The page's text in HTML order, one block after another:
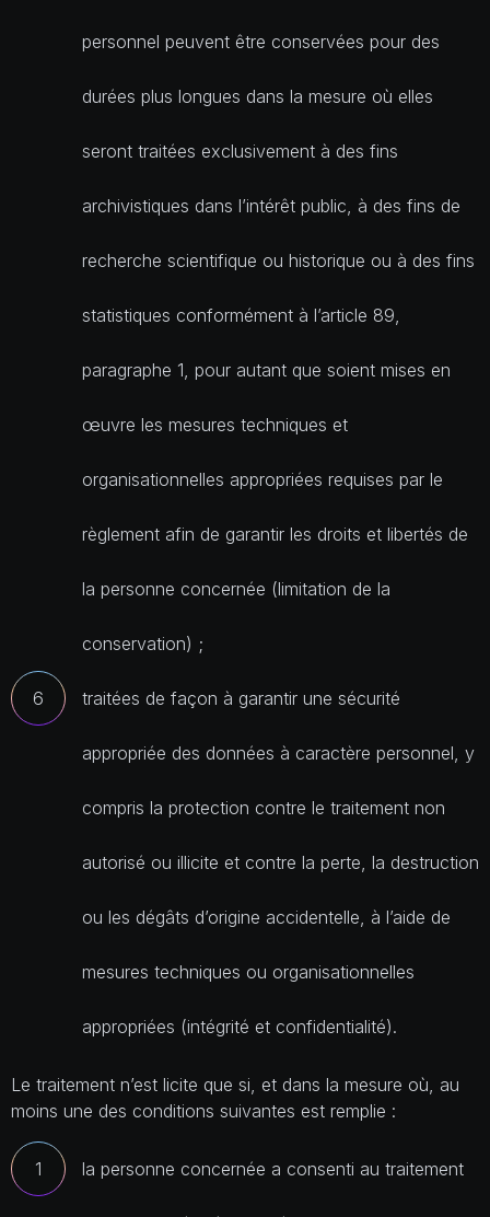
personnel peuvent être conservées pour des
durées plus longues dans la mesure où elles
seront traitées exclusivement à des fins
archivistiques dans l’intérêt public, à des fins de
recherche scientifique ou historique ou à des fins
statistiques conformément à l’article 89,
paragraphe 1, pour autant que soient mises en
œuvre les mesures techniques et
organisationnelles appropriées requises par le
règlement afin de garantir les droits et libertés de
la personne concernée (limitation de la
conservation) ;
traitées de façon à garantir une sécurité
appropriée des données à caractère personnel, y
compris la protection contre le traitement non
autorisé ou illicite et contre la perte, la destruction
ou les dégâts d’origine accidentelle, à l’aide de
mesures techniques ou organisationnelles
appropriées (intégrité et confidentialité).
Le traitement n’est licite que si, et dans la mesure où, au
moins une des conditions suivantes est remplie :
la personne concernée a consenti au traitement